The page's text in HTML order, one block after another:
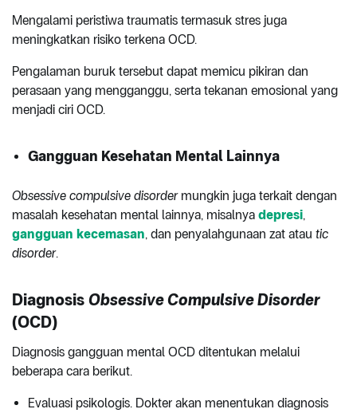
Mengalami peristiwa traumatis termasuk stres juga
meningkatkan risiko terkena OCD.
Pengalaman buruk tersebut dapat memicu pikiran dan
perasaan yang mengganggu, serta tekanan emosional yang
menjadi ciri OCD.
Gangguan Kesehatan Mental Lainnya
Obsessive compulsive disorder mungkin juga terkait dengan
masalah kesehatan mental lainnya, misalnya depresi,
gangguan kecemasan, dan penyalahgunaan zat atau tic
disorder.
Diagnosis Obsessive Compulsive Disorder
(OCD)
Diagnosis gangguan mental OCD ditentukan melalui
beberapa cara berikut.
Evaluasi psikologis. Dokter akan menentukan diagnosis